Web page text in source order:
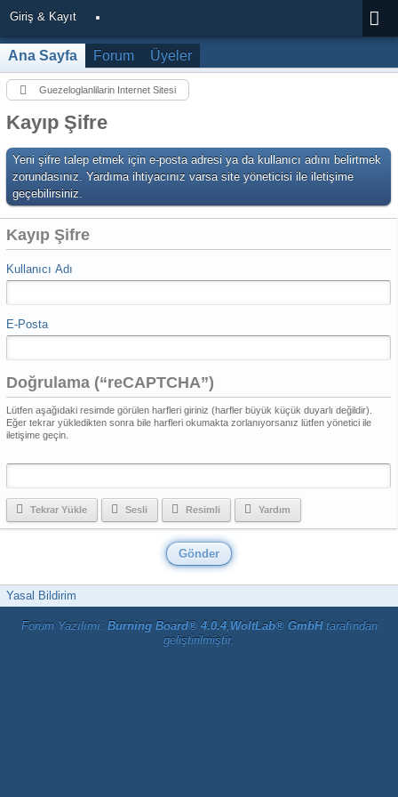
Giriş & Kayıt
Ana Sayfa Forum Üyeler
Guezeloglanlilarin Internet Sitesi
Kayıp Şifre
Yeni şifre talep etmek için e-posta adresi ya da kullanıcı adını belirtmek
zorundasınız. Yardıma ihtiyacınız varsa site yöneticisi ile iletişime
geçebilirsiniz.
Kayıp Şifre
Kullanıcı Adı
E-Posta
Doğrulama (“reCAPTCHA”)
Lütfen aşağıdaki resimde görülen harfleri giriniz (harfler büyük küçük duyarlı değildir).
Eğer tekrar yükledikten sonra bile harfleri okumakta zorlanıyorsanız lütfen yönetici ile
iletişime geçin.
Tekrar Yükle Sesli Resimli Yardım
Yasal Bildirim
Forum Yazılımı: Burning Board® 4.0.4, WoltLab® GmbHtarafından
geliştirilmiştir.